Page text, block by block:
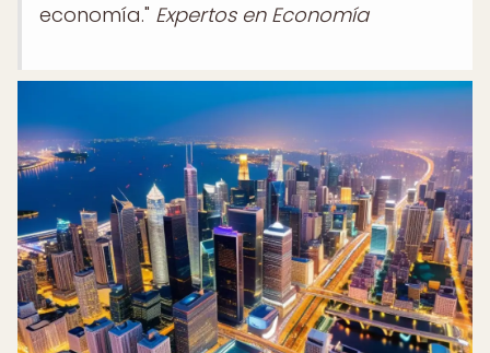
economía." Expertos en Economía